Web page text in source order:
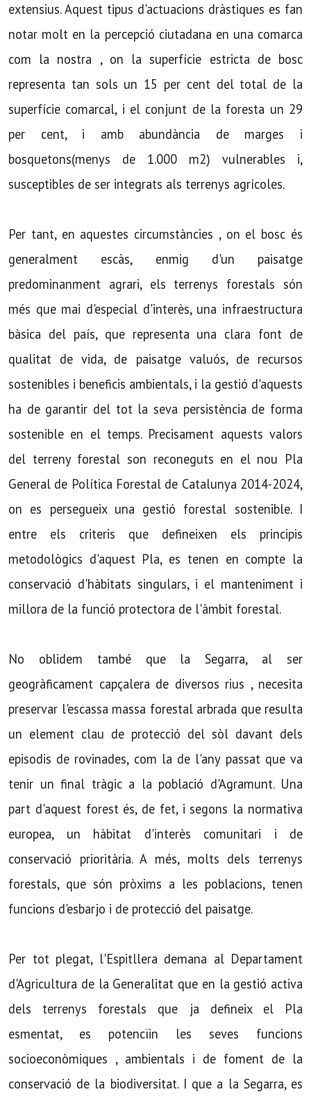
extensius. Aquest tipus d'actuacions dràstiques es fan
notar molt en la percepció ciutadana en una comarca
com la nostra , on la superfície estricta de bosc
representa tan sols un 15 per cent del total de la
superfície comarcal, i el conjunt de la foresta un 29
per cent, i amb abundància de marges i
bosquetons(menys de 1.000 m2) vulnerables i,
susceptibles de ser integrats als terrenys agrícoles.
Per tant, en aquestes circumstàncies , on el bosc és
generalment escàs, enmig d'un paisatge
predominanment agrari, els terrenys forestals són
més que mai d'especial d'interès, una infraestructura
bàsica del país, que representa una clara font de
qualitat de vida, de paisatge valuós, de recursos
sostenibles i beneficis ambientals, i la gestió d'aquests
ha de garantir del tot la seva persistència de forma
sostenible en el temps. Precisament aquests valors
del terreny forestal son reconeguts en el nou Pla
General de Política Forestal de Catalunya 2014-2024,
on es persegueix una gestió forestal sostenible. I
entre els criteris que defineixen els principis
metodològics d'aquest Pla, es tenen en compte la
conservació d'hàbitats singulars, i el manteniment i
millora de la funció protectora de l'àmbit forestal.
No oblidem també que la Segarra, al ser
geogràficament capçalera de diversos rius , necesita
preservar l'escassa massa forestal arbrada que resulta
un element clau de protecció del sòl davant dels
episodis de rovinades, com la de l'any passat que va
tenir un final tràgic a la població d'Agramunt. Una
part d'aquest forest és, de fet, i segons la normativa
europea, un hàbitat d'interès comunitari i de
conservació prioritària. A més, molts dels terrenys
forestals, que són pròxims a les poblacions, tenen
funcions d'esbarjo i de protecció del paisatge.
Per tot plegat, l'Espitllera demana al Departament
d'Agricultura de la Generalitat que en la gestió activa
dels terrenys forestals que ja defineix el Pla
esmentat, es potencïin les seves funcions
socioeconòmiques , ambientals i de foment de la
conservació de la biodiversitat. I que a la Segarra, es